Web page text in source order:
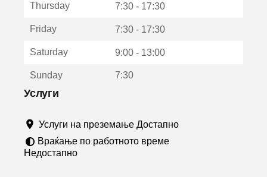
о
р
Thursday 7:30 - 17:30
Friday 7:30 - 17:30
Saturday 9:00 - 13:00
Sunday 7:30
Услуги
Услуги на преземање Достапно
Враќање по работното време
Недостапно